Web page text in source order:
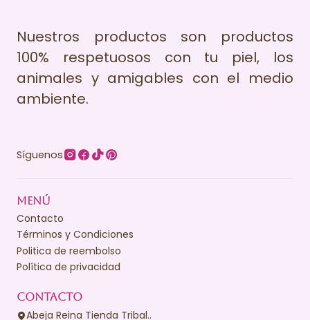
Nuestros productos son productos
100% respetuosos con tu piel, los
animales y amigables con el medio
ambiente.
Síguenos
MENÚ
Contacto
Términos y Condiciones
Politica de reembolso
Política de privacidad
CONTACTO
Abeja Reina Tienda Tribal..